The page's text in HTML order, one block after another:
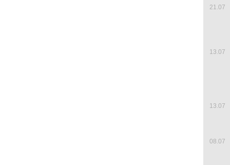
21.07
13.07
13.07
08.07